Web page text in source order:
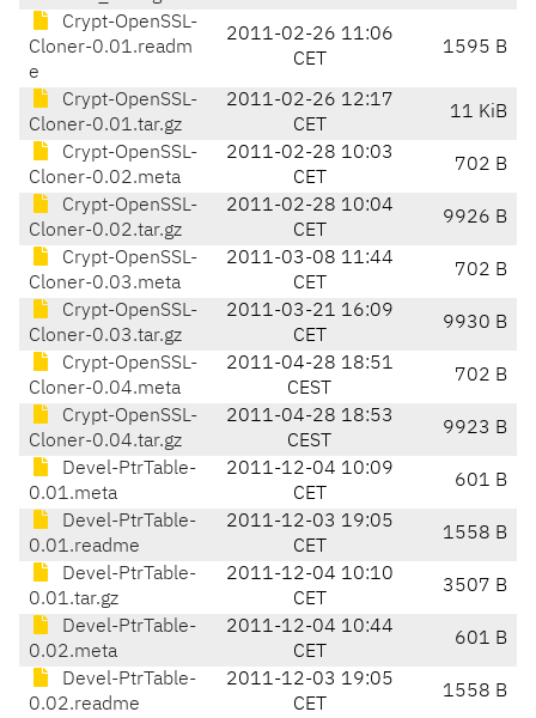
Crypt-OpenSSL-
Cloner-0.01.readm
e
2011-02-26 11:06
CET
1595 B
Crypt-OpenSSL-
Cloner-0.01.tar.gz
2011-02-26 12:17
CET
11 KiB
Crypt-OpenSSL-
Cloner-0.02.meta
2011-02-28 10:03
CET
702 B
Crypt-OpenSSL-
Cloner-0.02.tar.gz
2011-02-28 10:04
CET
9926 B
Crypt-OpenSSL-
Cloner-0.03.meta
2011-03-08 11:44
CET
702 B
Crypt-OpenSSL-
Cloner-0.03.tar.gz
2011-03-21 16:09
CET
9930 B
Crypt-OpenSSL-
Cloner-0.04.meta
2011-04-28 18:51
CEST
702 B
Crypt-OpenSSL-
Cloner-0.04.tar.gz
2011-04-28 18:53
CEST
9923 B
Devel-PtrTable-
0.01.meta
2011-12-04 10:09
CET
601 B
Devel-PtrTable-
0.01.readme
2011-12-03 19:05
CET
1558 B
Devel-PtrTable-
0.01.tar.gz
2011-12-04 10:10
CET
3507 B
Devel-PtrTable-
0.02.meta
2011-12-04 10:44
CET
601 B
Devel-PtrTable-
0.02.readme
2011-12-03 19:05
CET
1558 B